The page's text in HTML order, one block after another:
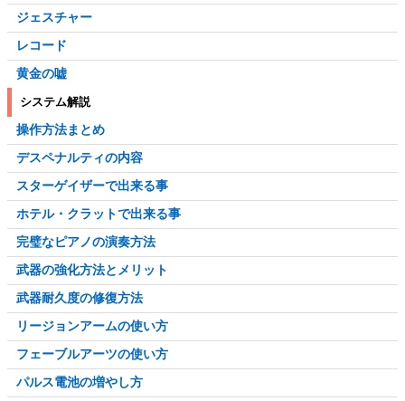
ジェスチャー
レコード
黄金の嘘
システム解説
操作方法まとめ
デスペナルティの内容
スターゲイザーで出来る事
ホテル・クラットで出来る事
完璧なピアノの演奏方法
武器の強化方法とメリット
武器耐久度の修復方法
リージョンアームの使い方
フェーブルアーツの使い方
パルス電池の増やし方